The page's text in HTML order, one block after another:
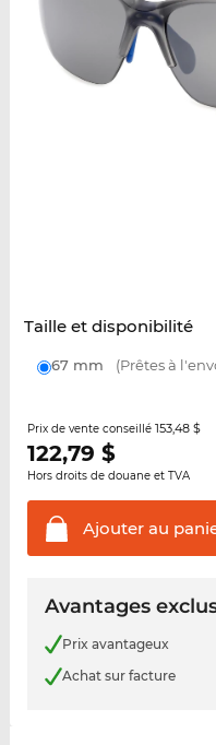
Taille et disponibilité
67 mm (Prêtes à
Prix de vente conseillé 153,48 $
122,79 $
Hors droits de douane et TVA
Ajouter au
Avantages
Prix avantageux
Achat sur facture